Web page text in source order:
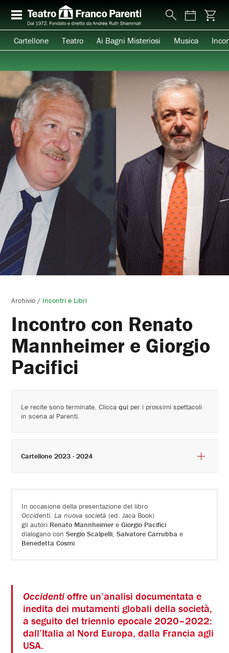
Cartellone Teatro Ai Bagni Misteriosi Musica
Archivio / Incontri e Libri
Incontro con Renato
Mannheimer e Giorgio
Pacifici
In occasione della presentazione del libro
Occidenti. La nuova società (ed. Jaca Book)
gli autori Renato Mannheimer eGiorgio Pacifici
dialogano conSergio Scalpelli ,Salvatore Carrubba e
Benedetta Cosmi
Occidenti offre un’analisi documentata e
inedita dei mutamenti globali della società,
a seguito del triennio epocale 2020–2022:
dall’Italia al Nord Europa, dalla Francia agli
USA.
Le recite sono terminate. Cliccaqui per i prossimi spettacoli
in scena al Parenti.
Cartellone 2023 - 2024